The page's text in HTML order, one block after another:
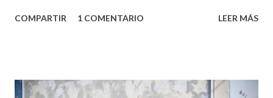
partes de ti que jamás hubieras imaginado. El problema es
conoces ni la mitad de lo que deberías saber. Pero incluso
COMPARTIR 1 COMENTARIO LEER MÁS